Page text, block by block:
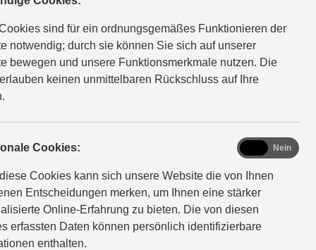
sind für ein ordnungsgemäßes Funktionieren der
notwendig; durch sie können Sie sich auf unserer
bewegen und unsere Funktionsmerkmale nutzen. Die
keinen unmittelbaren Rückschluss auf Ihre
Cookies:
Cookies kann sich unsere Website die von Ihnen
Entscheidungen merken, um Ihnen eine stärker
Online-Erfahrung zu bieten. Die von diesen
erfassten Daten können persönlich identifizierbare
enthalten.
functional
Nein
Ihrer
Überblick darüber
und deren
ist bzw. von der mittels
findet keine